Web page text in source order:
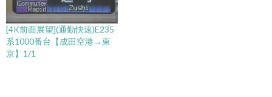
[4K前面展望](通勤快速)E235
系1000番台【成田空港→東
京】1/1